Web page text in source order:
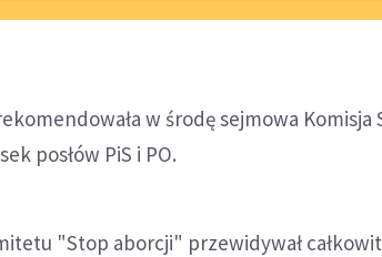
w środę sejmowa Komisja
posłów PiS i PO.
"Stop aborcji" przewidywał